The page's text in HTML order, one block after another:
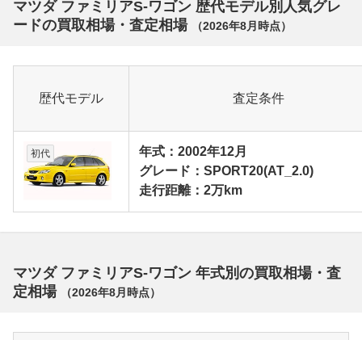
マツダ ファミリアS-ワゴン 歴代モデル別人気グレ
ードの買取相場・査定相場
（2026年8月 時点）
歴代モデル 査定条件
初代
年式：2002年12月
グレード：SPORT20(AT_2.0)
走行距離：2万km
マツダ ファミリアS-ワゴン 年式別の買取相場・査
定相場
（2026年8月 時点）